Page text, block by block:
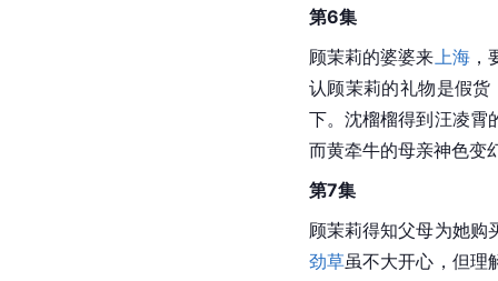
顾茉莉不愿欠江海涛人
莉。发现误会后，他诚
顿。夫妻解决矛盾，但
顾茉莉的婆婆来
上海，